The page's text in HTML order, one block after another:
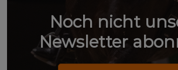
Noch nicht
Newsletter